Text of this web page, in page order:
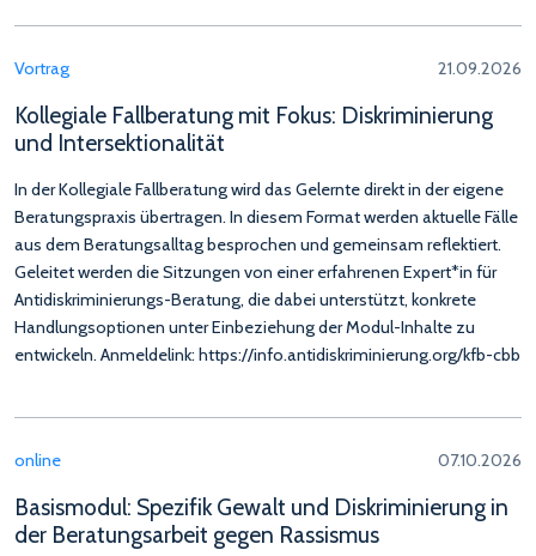
Vortrag 21.09.2026
Kollegiale Fallberatung mit Fokus: Diskriminierung
und Intersektionalität
In der Kollegiale Fallberatung wird das Gelernte direkt in der eigene
Beratungspraxis übertragen. In diesem Format werden aktuelle Fälle
aus dem Beratungsalltag besprochen und gemeinsam reflektiert.
Geleitet werden die Sitzungen von einer erfahrenen Expert*in für
Antidiskriminierungs-Beratung, die dabei unterstützt, konkrete
Handlungsoptionen unter Einbeziehung der Modul-Inhalte zu
entwickeln. Anmeldelink: https://info.antidiskriminierung.org/kfb-cbb
online 07.10.2026
Basismodul: Spezifik Gewalt und Diskriminierung in
der Beratungsarbeit gegen Rassismus